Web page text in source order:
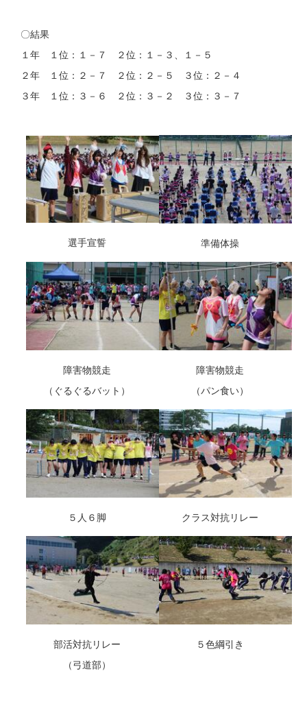
〇結果
１年 １位：１－７ ２位：１－３、１－５
２年 １位：２－７ ２位：２－５ ３位：２－４
３年 １位：３－６ ２位：３－２ ３位：３－７
選手宣誓 準備体操
障害物競走
（ぐるぐるバット）
障害物競走
（パン食い）
５人６脚 クラス対抗リレー
部活対抗リレー
（弓道部）
５色綱引き